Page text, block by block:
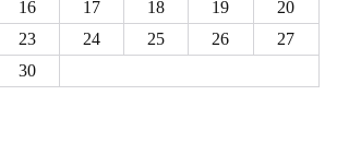
16 17 18 19
20
23 24 25 26
27
30